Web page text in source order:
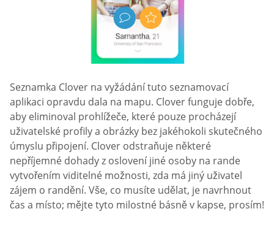
Seznamka Clover na vyžádání tuto seznamovací
aplikaci opravdu dala na mapu. Clover funguje dobře,
aby eliminoval prohlížeče, které pouze procházejí
uživatelské profily a obrázky bez jakéhokoli skutečného
úmyslu připojení. Clover odstraňuje některé
nepříjemné dohady z oslovení jiné osoby na rande
vytvořením viditelné možnosti, zda má jiný uživatel
zájem o randění. Vše, co musíte udělat, je navrhnout
čas a místo; mějte tyto milostné básně v kapse, prosím!